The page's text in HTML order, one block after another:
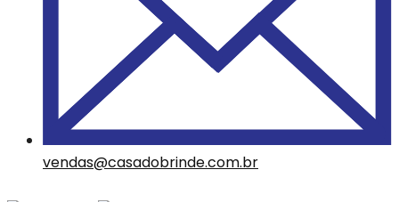
vendas@casadobrinde.com.br